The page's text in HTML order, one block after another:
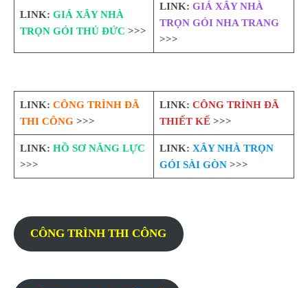
LINK: GIÁ XÂY NHÀ
TRỌN GÓI THỦ ĐỨC >>>
LINK: GIÁ XÂY NHÀ
TRỌN GÓI NHA TRANG
>>>
LINK: CÔNG TRÌNH ĐÃ
THI CÔNG>>>
LINK: CÔNG TRÌNH ĐÃ
THIẾT KẾ>>>
LINK: HỒ SƠ NĂNG LỰC
>>>
LINK: XÂY NHÀ TRỌN
GÓI SÀI GÒN>>>
CÔNG TRÌNH THI CÔNG